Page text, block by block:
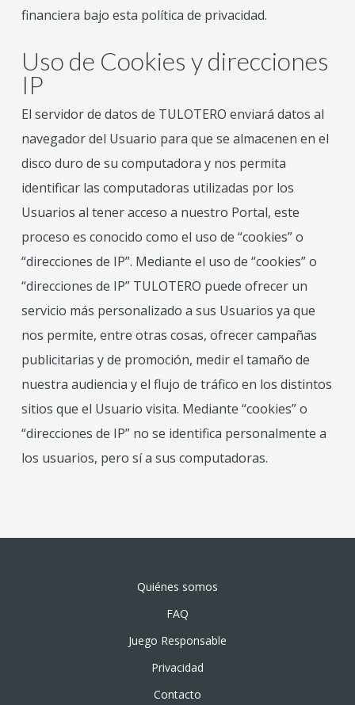
financiera bajo esta política de privacidad.
Uso de Cookies y direcciones
IP
El servidor de datos de TULOTERO enviará datos al
navegador del Usuario para que se almacenen en el
disco duro de su computadora y nos permita
identificar las computadoras utilizadas por los
Usuarios al tener acceso a nuestro Portal, este
proceso es conocido como el uso de “cookies” o
“direcciones de IP”. Mediante el uso de “cookies” o
“direcciones de IP” TULOTERO puede ofrecer un
servicio más personalizado a sus Usuarios ya que
nos permite, entre otras cosas, ofrecer campañas
publicitarias y de promoción, medir el tamaño de
nuestra audiencia y el flujo de tráfico en los distintos
sitios que el Usuario visita. Mediante “cookies” o
“direcciones de IP” no se identifica personalmente a
los usuarios, pero sí a sus computadoras.
Quiénes somos
FAQ
Juego Responsable
Privacidad
Contacto